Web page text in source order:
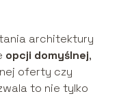
architektury
opcji domyślnej,
oferty czy
to nie tylko